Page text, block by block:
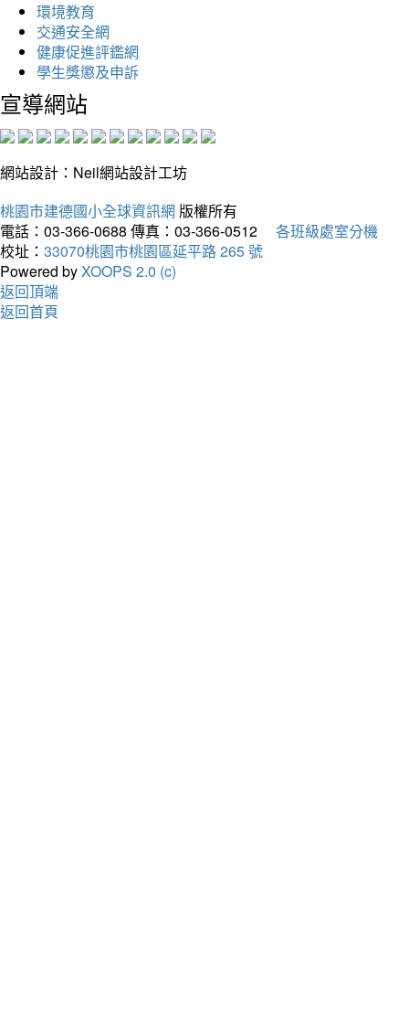
環境教育
交通安全網
健康促進評鑑網
學生獎懲及申訴
宣導網站
網站設計：Neil網站設計工坊
桃園市建德國小全球資訊網 版權所有
電話：03-366-0688 傳真：03-366-0512
各班級處室分機
校址： 33070桃園市桃園區延平路 265 號
Powered byXOOPS 2.0 (c)
返回頂端
返回首頁